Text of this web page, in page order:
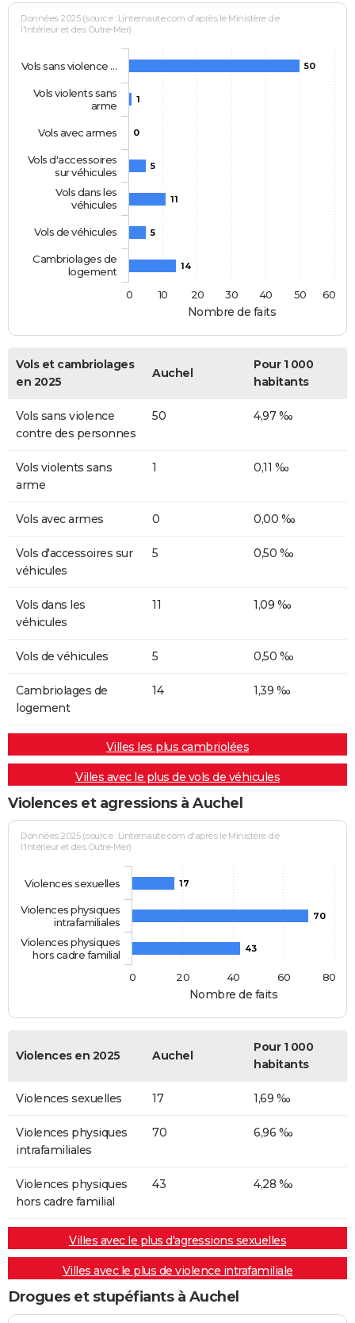
Nombre de faits
Données 2025 (source : Linternaute.com d'après le Ministère de
l'Intérieur et des Outre-Mer)
50
1
0
5
11
5
14
Vols sans violence …
Vols violents sans
arme
Vols avec armes
Vols d'accessoires
sur véhicules
Vols dans les
véhicules
Vols de véhicules
Cambriolages de
logement
0
10 20 30 40 50 60
Vols et cambriolages
en 2025
Auchel
Pour 1 000
habitants
Vols sans violence
contre des personnes
50 4,97 ‰
Vols violents sans
arme
1 0,11 ‰
Vols avec armes 0 0,00 ‰
Vols d'accessoires sur
véhicules
5 0,50 ‰
Vols dans les
véhicules
11 1,09 ‰
Vols de véhicules 5 0,50 ‰
Cambriolages de
logement
14 1,39 ‰
Villes les plus cambriolées
Villes avec le plus de vols de véhicules
Violences et agressions à Auchel
Nombre de faits
Données 2025 (source : Linternaute.com d'après le Ministère de
l'Intérieur et des Outre-Mer)
17
70
43
Violences sexuelles
Violences physiques
intrafamiliales
Violences physiques
hors cadre familial
0
20 40 60 80
Violences en 2025 Auchel
Pour 1 000
habitants
Violences sexuelles 17 1,69 ‰
Violences physiques
intrafamiliales
70 6,96 ‰
Violences physiques
hors cadre familial
43 4,28 ‰
Villes avec le plus d'agressions sexuelles
Villes avec le plus de violence intrafamiliale
Drogues et stupéfiants à Auchel